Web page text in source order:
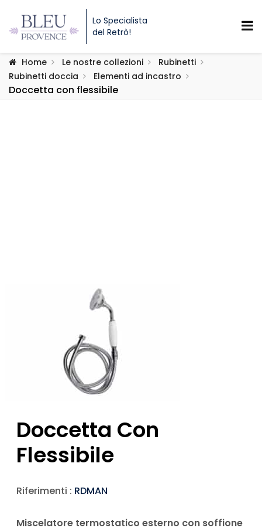
Lo Specialista
del Retrò!
Home Le nostre collezioni
Rubinetti
Rubinetti doccia
Elementi ad incastro
Doccetta con flessibile
Doccetta Con
Flessibile
Riferimenti : RDMAN
Miscelatore termostatico esterno con soffione